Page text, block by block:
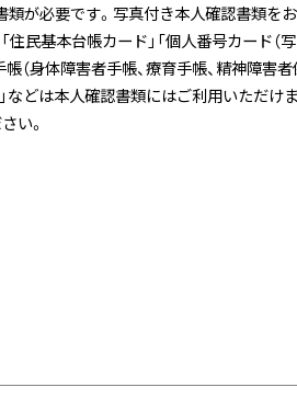
が必要です。写真付き本人確認書類を
住民基本台帳カード」「個人番号カード（
帳（身体障害者手帳、療育手帳、精神障害
などは本人確認書類にはご利用いただけま
い。